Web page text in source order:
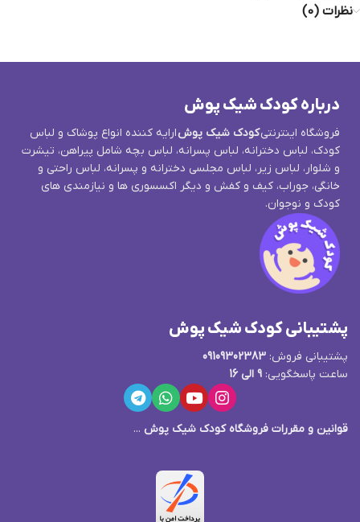
نظرات (0)
درباره کودک شیک پوش
فروشگاه اینترنتیکودک شیک پوشارایه کننده انواع پوشاک و لباس
کودک، لباس دخترانه، لباس پسرانه، لباس بچه شامل پیراهن، تیشرت
و شلوار، لباس زیر، لباس مجلسی دخترانه و پسرانه، لباس راحتی و
خانگی، جوراب، کیف و کفش و دیگر اکسسوری ها و نیازمندی های
کودک و نوجوان.
پشتیبانی کودک شیک پوش
پشتیبانی فروش: 09109302383
ساعت پاسخگویی: 9 الی 16
قوانین و مقررات فروشگاه کودک شیک پوش ...